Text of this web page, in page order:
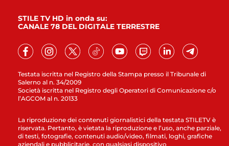
Testata iscritta nel Registro della Stampa presso il Tribunale di
Salerno al n. 34/2009
Società iscritta nel Registro degli Operatori di Comunicazione c/o
l’AGCOM al n. 20133
STILE TV HD in onda su:
CANALE 78 DEL DIGITALE TERRESTRE
La riproduzione dei contenuti giornalistici della testata STILETV è
riservata. Pertanto, è vietata la riproduzione e l’uso, anche parziale,
di testi, fotografie, contenuti audio/video, filmati, loghi, grafiche
aziendali e pubblicitarie, con qualsiasi dispositivo